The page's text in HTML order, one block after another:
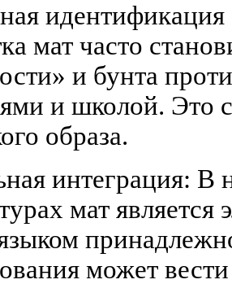
мат часто
и бунта
и школой. Это
образа.
интеграция: В
мат
может